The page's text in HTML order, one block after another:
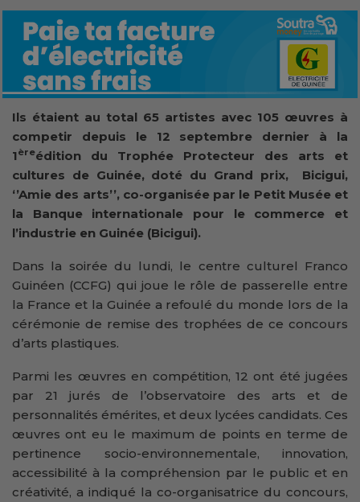
Ils étaient au total 65 artistes avec 105 œuvres à
competir depuis le 12 septembre dernier à la
1èreédition du Trophée Protecteur des arts et
cultures de Guinée, doté du Grand prix, Bicigui,
‘’Amie des arts’’, co-organisée par le Petit Musée et
la Banque internationale pour le commerce et
l’industrie en Guinée (Bicigui).
Dans la soirée du lundi, le centre culturel Franco
Guinéen (CCFG) qui joue le rôle de passerelle entre
la France et la Guinée a refoulé du monde lors de la
cérémonie de remise des trophées de ce concours
d’arts plastiques.
Parmi les œuvres en compétition, 12 ont été jugées
par 21 jurés de l’observatoire des arts et de
personnalités émérites, et deux lycées candidats. Ces
œuvres ont eu le maximum de points en terme de
pertinence socio-environnementale, innovation,
accessibilité à la compréhension par le public et en
créativité, a indiqué la co-organisatrice du concours,